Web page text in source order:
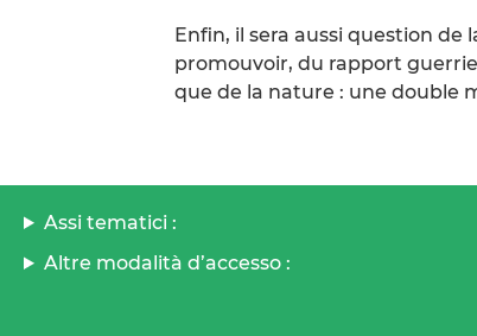
Enfin, il sera aussi question de
promouvoir, du rapport
que de la nature : une double
Assi tematici :
Altre modalità d’accesso :